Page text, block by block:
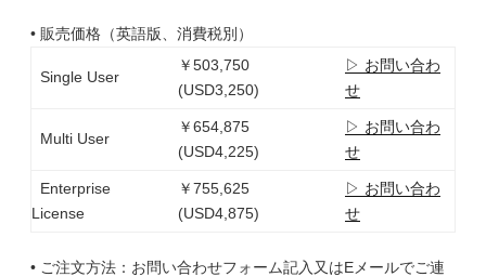
• 販売価格（英語版、消費税別）
Single User
￥503,750
(USD3,250)
▷ お問い合わ
せ
Multi User
￥654,875
(USD4,225)
▷ お問い合わ
せ
Enterprise
License
￥755,625
(USD4,875)
▷ お問い合わ
せ
• ご注文方法：お問い合わせフォーム記入又はEメールでご連